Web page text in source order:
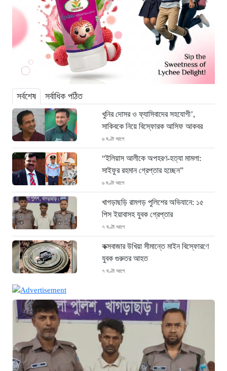
সর্বশেষ সর্বাধিক পঠিত
খুনির দোসর ও ফ্যাসিবাদের সহযোগী’,
সাকিবকে নিয়ে বিস্ফোরক আসিফ আকবর
৬ ঘণ্টা আগে
“ইলিয়াস আলীকে অপহরণ-হত্যা মামলা:
সাইফুর রহমান গ্রেপ্তার হচ্ছেন”
৬ ঘণ্টা আগে
খাগড়াছড়ি রামগড় পুলিশের অভিযানে: ১৫
পিস ইয়াবাসহ যুবক গ্রেপ্তার
৭ ঘণ্টা আগে
কক্সবাজার উখিয়া সীমান্তে মাইন বিস্ফোরণে
যুবক গুরুতর আহত
৭ ঘণ্টা আগে
কক্সবাজারের পুরনো মাদক কারবারি গ্রেফতার
৭ ঘণ্টা আগে
ঢাকা চট্টগ্রাম মহাসড়ক স্টার লাইন বাসের
ধাক্কায় অটোরিকশা চালক নিহত
৭ ঘণ্টা আগে